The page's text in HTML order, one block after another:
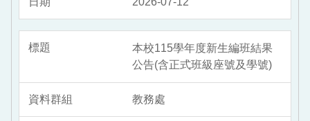
本校115學年度新生編班結果
公告(含正式班級座號及學號)
教務處